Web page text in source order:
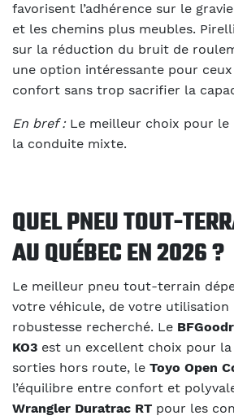
favorisent l’adhérence sur le
et les chemins plus meubles.
sur la réduction du bruit de
une option intéressante pour
confort sans trop sacrifier la
En bref :Le meilleur choix pour
la conduite mixte.
QUEL PNEU TOUT-
AU QUÉBEC EN 2026 ?
Le meilleur pneu tout-terrain
votre véhicule, de votre utilisation
robustesse recherché. Le
KO3 est un excellent choix pour
sorties hors route, le Toyo Open
l’équilibre entre confort et
Wrangler Duratrac RT pour les